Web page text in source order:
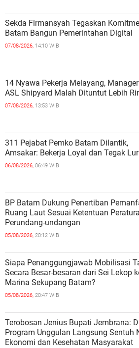
Sekda Firmansyah Tegaskan
Batam Bangun Pemerintahan Digital
07/08/2026, 14:10 WIB
14 Nyawa Pekerja Melayang,
ASL Shipyard Malah Dituntut Lebih
07/08/2026, 13:53 WIB
311 Pejabat Pemko Batam Dilantik,
Amsakar: Bekerja Loyal dan Tegak
06/08/2026, 06:49 WIB
BP Batam Dukung Penertiban
Ruang Laut Sesuai Ketentuan
Perundang-undangan
05/08/2026, 20:12 WIB
Siapa Penanggungjawab Mobilisasi
Secara Besar-besaran dari Sei Lekop
Marina Sekupang Batam?
05/08/2026, 20:47 WIB
Terobosan Jenius Bupati Jembrana:
Program Unggulan Langsung Sentuh
Ekonomi dan Kesehatan Masyarakat